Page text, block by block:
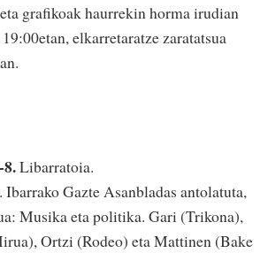
grafikoak haurrekin horma irudian
elkarretaratze zaratatsua
Libarratoia.
. Ibarrako Gazte Asanbladas antolatuta,
Musika eta politika. Gari (Trikona),
Ortzi (Rodeo) eta Mattinen (Bake